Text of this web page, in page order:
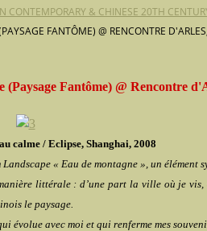
CONTEMPORARY & CHINESE 20TH
FANTÔME) @ RENCONTRE
(Paysage Fantôme) @ Rencontre
calme / Eclipse, Shanghai, 2008
« Eau de montagne », un élément
littérale : d’une part la ville où je vis,
le paysage.
évolue avec moi et qui renferme mes